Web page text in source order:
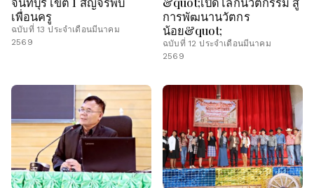
เพื่อนครู
ฉบับที่ 13 ประจำเดือนมีนาคม
2569
การพัฒนานวัตกร
น้อย&quot;
ฉบับที่ 12 ประจำเดือนมีนาคม
2569